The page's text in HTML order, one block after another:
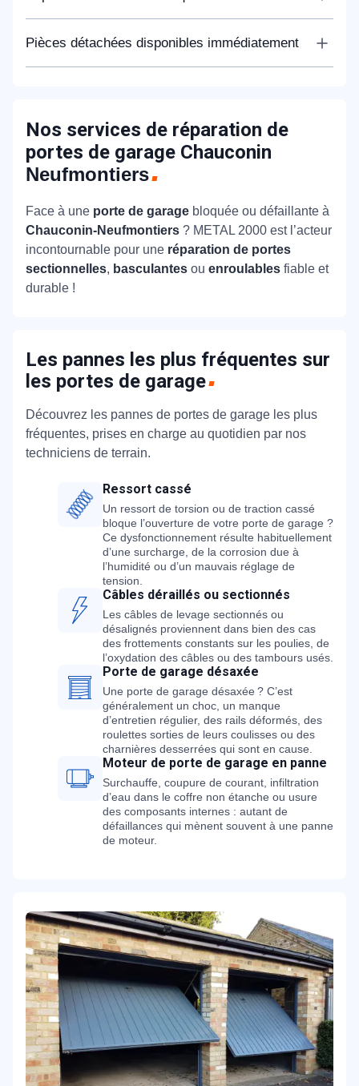
garantit des interventions rapides et des solutions
durables, reconnues et plébiscitées par sa
clientèle.
marques, Hörmann, Novoferm, Gypass, Wayne
Dalton et bien d’autres, l’agence METAL 2000 nord
Pièces détachées disponibles immédiatement
l’efficacité du dépannage de vos portes
sectionnelles, basculantes, coulissantes et
enroulables.
Nos services de réparation de
portes de garage Chauconin
Neufmontiers
Face à une porte de garage bloquée ou défaillante à
Chauconin-Neufmontiers ? METAL 2000 est l’acteur
incontournable pour une réparation de portes
sectionnelles, basculantes ou enroulables fiable et
durable !
Les pannes les plus fréquentes sur
les portes de garage
Découvrez les pannes de portes de garage les plus
fréquentes, prises en charge au quotidien par nos
techniciens de terrain.
Ressort cassé
Un ressort de torsion ou de traction cassé
bloque l’ouverture de votre porte de garage ?
Ce dysfonctionnement résulte habituellement
d’une surcharge, de la corrosion due à
l’humidité ou d’un mauvais réglage de
tension.
Câbles déraillés ou sectionnés
Les câbles de levage sectionnés ou
désalignés proviennent dans bien des cas
des frottements constants sur les poulies, de
l’oxydation des câbles ou des tambours usés.
Porte de garage désaxée
Une porte de garage désaxée ? C’est
généralement un choc, un manque
d’entretien régulier, des rails déformés, des
roulettes sorties de leurs coulisses ou des
charnières desserrées qui sont en cause.
Moteur de porte de garage en panne
Surchauffe, coupure de courant, infiltration
d’eau dans le coffre non étanche ou usure
des composants internes : autant de
défaillances qui mènent souvent à une panne
de moteur.